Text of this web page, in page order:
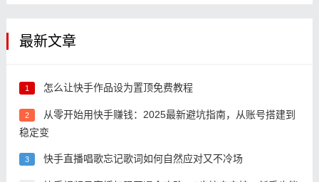
最新文章
1 怎么让快手作品设为置顶免费教程
2
从零开始用快手赚钱：2025最新避坑指南，从账号搭建到
稳定变
3 快手直播唱歌忘记歌词如何自然应对又不冷场